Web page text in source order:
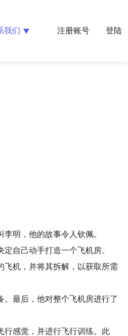
我们 注册账号 登陆
明，他的故事令人钦佩。
自己动手打造一个飞机房。
飞机，并将其拆解，以获取所需
最后，他对整个飞机房进行了
行感觉，并进行飞行训练。此